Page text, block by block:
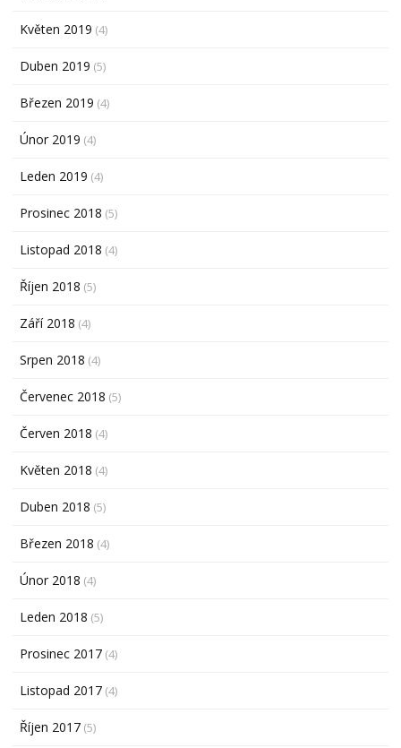
Květen 2019 (4)
Duben 2019 (5)
Březen 2019 (4)
Únor 2019 (4)
Leden 2019 (4)
Prosinec 2018 (5)
Listopad 2018 (4)
Říjen 2018 (5)
Září 2018 (4)
Srpen 2018 (4)
Červenec 2018 (5)
Červen 2018 (4)
Květen 2018 (4)
Duben 2018 (5)
Březen 2018 (4)
Únor 2018 (4)
Leden 2018 (5)
Prosinec 2017 (4)
Listopad 2017 (4)
Říjen 2017 (5)